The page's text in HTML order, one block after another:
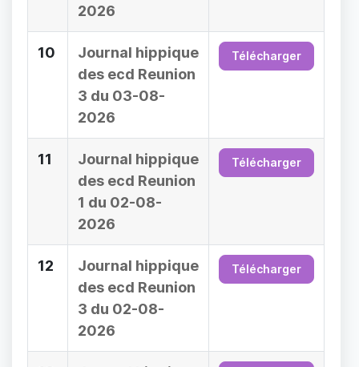
2026
10
Journal hippique
des ecd Reunion
3 du 03-08-
2026
Télécharger
11
Journal hippique
des ecd Reunion
1 du 02-08-
2026
Télécharger
12
Journal hippique
des ecd Reunion
3 du 02-08-
2026
Télécharger